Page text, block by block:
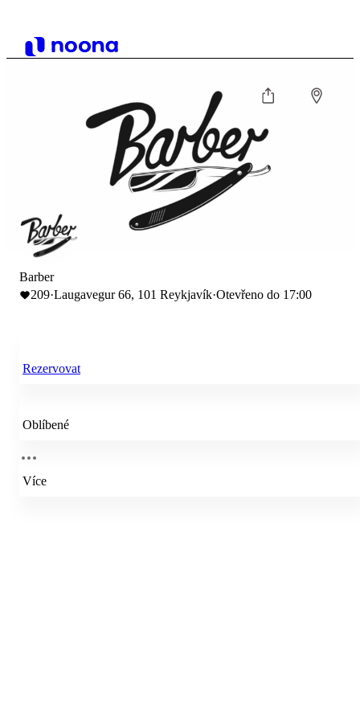
Barber
209·Laugavegur 66, 101 Reykjavík·Otevřeno do 17:00
Rezervovat
Oblíbené
Více